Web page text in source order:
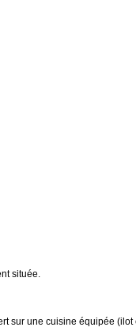
située.
sur une cuisine équipée